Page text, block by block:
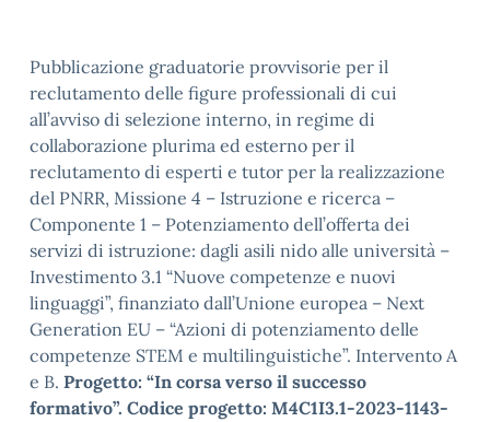
Pubblicazione graduatorie provvisorie per il
reclutamento delle figure professionali di cui
all’avviso di selezione interno, in regime di
collaborazione plurima ed esterno per il
reclutamento di esperti e tutor per la realizzazione
del PNRR, Missione 4 – Istruzione e ricerca –
Componente 1 – Potenziamento dell’offerta dei
servizi di istruzione: dagli asili nido alle università –
Investimento 3.1 “Nuove competenze e nuovi
linguaggi”, finanziato dall’Unione europea – Next
Generation EU – “Azioni di potenziamento delle
competenze STEM e multilinguistiche”. Intervento A
e B. Progetto: “In corsa verso il successo
formativo”. Codice progetto: M4C1I3.1-2023-1143-